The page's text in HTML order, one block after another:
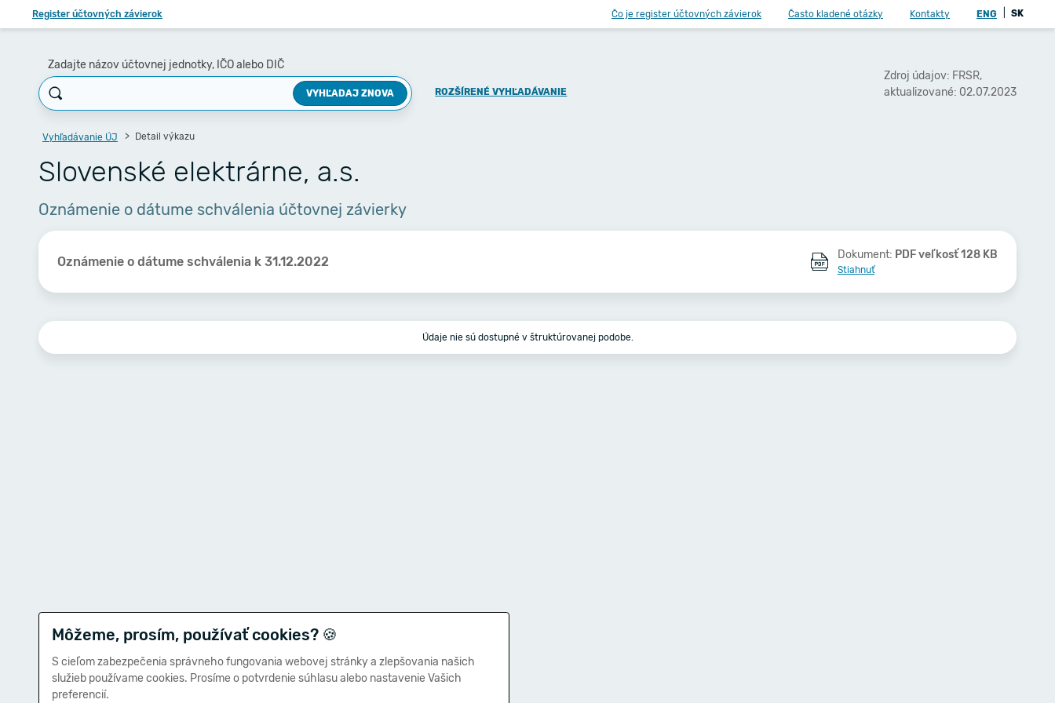
Register účtovných závierok Čo je register účtovných závierok Často kladené otázky Kontakty ENG SK
Zadajte názov účtovnej jednotky, IČO alebo DIČ
VYHĽADAJ ZNOVA ROZŠÍRENÉ VYHĽADÁVANIE
Zdroj údajov: FRSR,
aktualizované: 02.07.2023
Vyhľadávanie ÚJ Detail výkazu
Slovenské elektrárne, a.s.
Oznámenie o dátume schválenia účtovnej závierky
Oznámenie o dátume schválenia k 31.12.2022 Dokument: PDF veľkosť 128 KB
Stiahnuť
Údaje nie sú dostupné v štruktúrovanej podobe.
Môžeme, prosím, používať cookies? 🍪
S cieľom zabezpečenia správneho fungovania webovej stránky a zlepšovania našich
služieb používame cookies. Prosíme o potvrdenie súhlasu alebo nastavenie Vašich
preferencií.